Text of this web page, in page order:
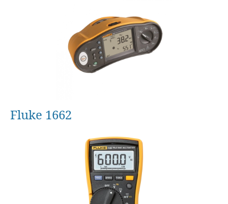
Fluke 1662